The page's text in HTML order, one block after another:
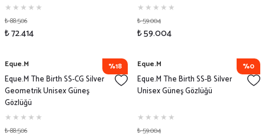
₺ 88.506
₺ 72.414
₺ 59.004
₺ 59.004
%18
Eque.M
Eque.M The Birth SS-CG Silver
Geometrik Unisex Güneş
Gözlüğü
₺ 88.506
%0
Eque.M
Eque.M The Birth SS-B Silver
Unisex Güneş Gözlüğü
₺ 59.004